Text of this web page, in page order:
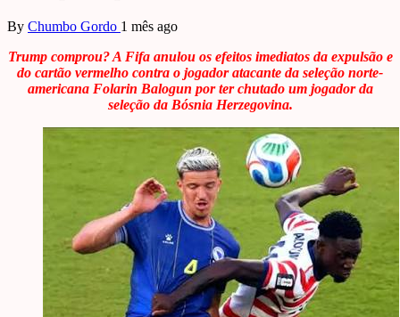
By Chumbo Gordo 1 mês ago
Trump comprou? A Fifa anulou os efeitos imediatos da expulsão e
do cartão vermelho contra o jogador atacante da seleção norte-
americana Folarin Balogun por ter chutado um jogador da
seleção da Bósnia Herzegovina.